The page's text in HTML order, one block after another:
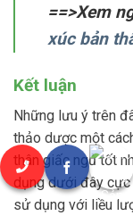
==>Xem
xúc bản
Kết luận
Những lưu ý trên
thảo dược một
thân giấc ngủ tốt
dụng dưới đây
sử dụng với liều